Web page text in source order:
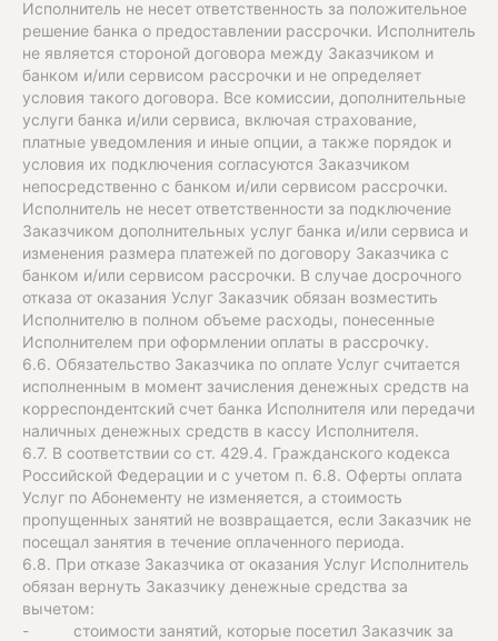
Исполнитель не несет ответственность за положительное
решение банка о предоставлении рассрочки. Исполнитель
не является стороной договора между Заказчиком и
банком и/или сервисом рассрочки и не определяет
условия такого договора. Все комиссии, дополнительные
услуги банка и/или сервиса, включая страхование,
платные уведомления и иные опции, а также порядок и
условия их подключения согласуются Заказчиком
непосредственно с банком и/или сервисом рассрочки.
Исполнитель не несет ответственности за подключение
Заказчиком дополнительных услуг банка и/или сервиса и
изменения размера платежей по договору Заказчика с
банком и/или сервисом рассрочки. В случае досрочного
отказа от оказания Услуг Заказчик обязан возместить
Исполнителю в полном объеме расходы, понесенные
Исполнителем при оформлении оплаты в рассрочку.
6.6. Обязательство Заказчика по оплате Услуг считается
исполненным в момент зачисления денежных средств на
корреспондентский счет банка Исполнителя или передачи
наличных денежных средств в кассу Исполнителя.
6.7. В соответствии со ст. 429.4. Гражданского кодекса
Российской Федерации и с учетом п. 6.8. Оферты оплата
Услуг по Абонементу не изменяется, а стоимость
пропущенных занятий не возвращается, если Заказчик не
посещал занятия в течение оплаченного периода.
6.8. При отказе Заказчика от оказания Услуг Исполнитель
обязан вернуть Заказчику денежные средства за
вычетом:
- стоимости занятий, которые посетил Заказчик за